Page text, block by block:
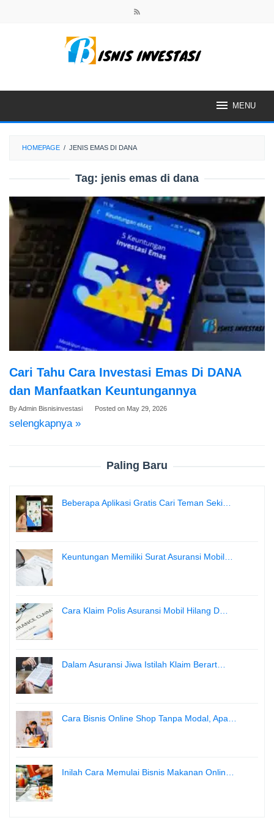
MENU
HOMEPAGE / JENIS EMAS DI DANA
Tag: jenis emas di dana
Cari Tahu Cara Investasi Emas Di DANA
dan Manfaatkan Keuntungannya
ByAdmin Bisnisinvestasi Posted on May 29, 2026
selengkapnya »
Paling Baru
Beberapa Aplikasi Gratis Cari Teman Seki…
Keuntungan Memiliki Surat Asuransi Mobil…
Cara Klaim Polis Asuransi Mobil Hilang D…
Dalam Asuransi Jiwa Istilah Klaim Berart…
Cara Bisnis Online Shop Tanpa Modal, Apa…
Inilah Cara Memulai Bisnis Makanan Onlin…